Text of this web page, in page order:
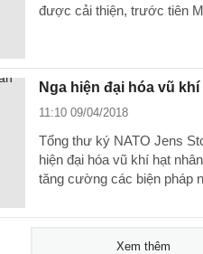
được cải thiện, trước tiên
Nga hiện đại hóa vũ
11:10 09/04/2018
Tổng thư ký NATO Jens
hiện đại hóa vũ khí hạt
tăng cường các biện pháp
Xem thêm